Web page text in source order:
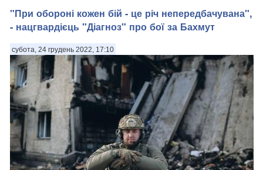
"При обороні кожен бій - це річ непередбачувана",
- нацгвардієць "Діагноз" про бої за Бахмут
субота, 24 грудень 2022, 17:10